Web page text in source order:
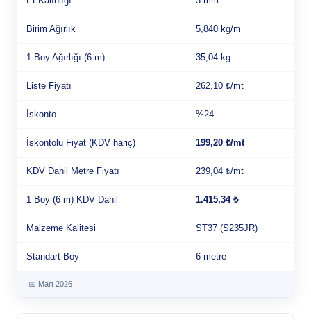
Birim Ağırlık 5,840 kg/m
1 Boy Ağırlığı (6 m) 35,04 kg
Liste Fiyatı 262,10 ₺/mt
İskonto %24
İskontolu Fiyat (KDV hariç) 199,20 ₺/mt
KDV Dahil Metre Fiyatı 239,04 ₺/mt
1 Boy (6 m) KDV Dahil 1.415,34 ₺
Malzeme Kalitesi ST37 (S235JR)
Standart Boy 6 metre
📅 Mart 2026